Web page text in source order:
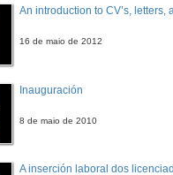
Conferencia
Conferencia
16 de maio de 2012
Inauguración
8 de maio de 2010